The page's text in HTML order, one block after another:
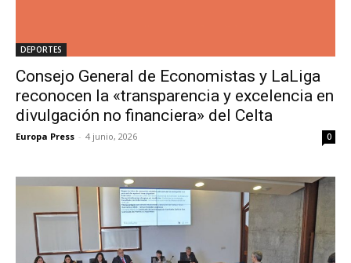
DEPORTES
Consejo General de Economistas y LaLiga
reconocen la «transparencia y excelencia en
divulgación no financiera» del Celta
Europa Press - 4 junio, 2026 0